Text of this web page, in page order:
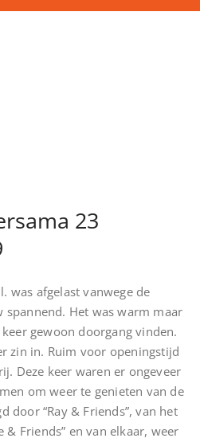
23
was afgelast vanwege de
Het was warm maar
gewoon doorgang vinden.
zin in. Ruim voor openingstijd
Deze keer waren er ongeveer
om weer te genieten van de
door “Ray & Friends”, van het
& Friends” en van elkaar, weer